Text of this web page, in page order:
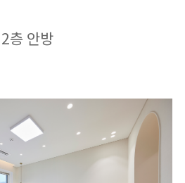
2층 안방